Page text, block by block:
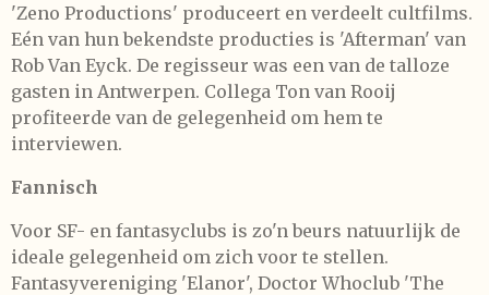
'Zeno Productions' produceert en verdeelt cultfilms.
Eén van hun bekendste producties is 'Afterman' van
Rob Van Eyck. De regisseur was een van de talloze
gasten in Antwerpen. Collega Ton van Rooij
profiteerde van de gelegenheid om hem te
interviewen.
Fannisch
Voor SF- en fantasyclubs is zo'n beurs natuurlijk de
ideale gelegenheid om zich voor te stellen.
Fantasyvereniging 'Elanor', Doctor Whoclub 'The